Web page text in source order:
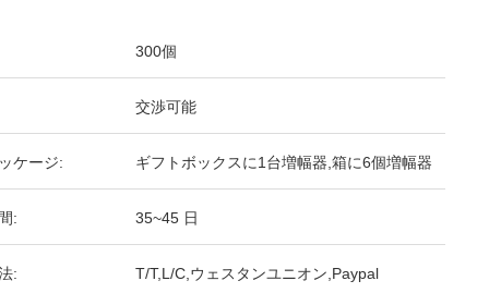
300個
交渉可能
ケージ: ギフトボックスに1台増幅器,箱に6個増幅器
: 35~45 日
: T/T,L/C,ウェスタンユニオン,Paypal